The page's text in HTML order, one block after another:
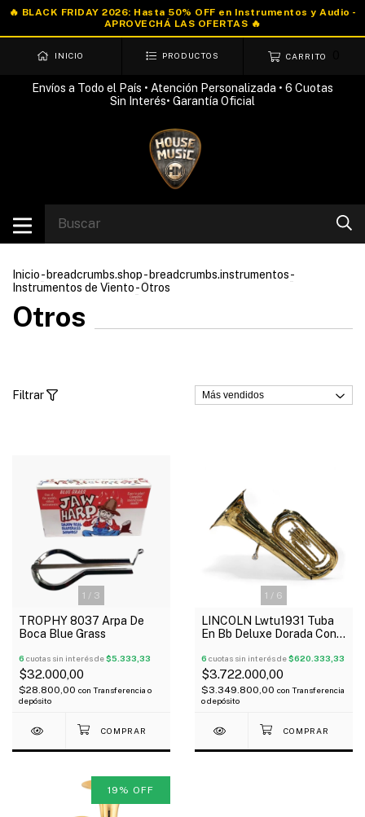
INICIO PRODUCTOS CARRITO
Envíos a Todo el País • Atención Personalizada • 6 Cuotas
Sin Interés• Garantía Oficial
Inicio- breadcrumbs.shop- breadcrumbs.instrumentos-
Instrumentos de Viento-Otros
Otros
Filtrar
1 / 3
TROPHY 8037 Arpa De
Boca Blue Grass
6 cuotas sin interés de$5.333,33
$32.000,00
$28.800,00 con Transferencia o
depósito
1 / 6
LINCOLN Lwtu1931 Tuba
En Bb Deluxe Dorada Con
6 cuotas sin interés de$620.333,33
$3.722.000,00
$3.349.800,00 con Transferencia
o depósito
19 % OFF